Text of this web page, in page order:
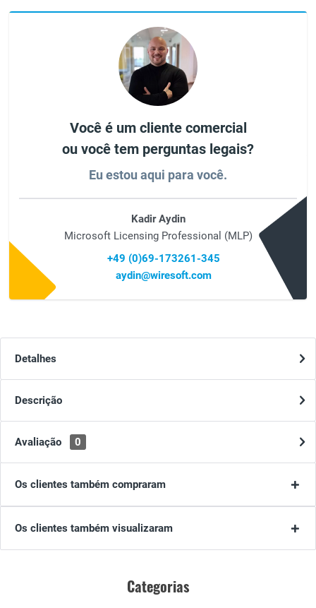
Você é um cliente comercial
ou você tem perguntas legais?
Eu estou aqui para você.
Kadir Aydin
Microsoft Licensing Professional (MLP)
+49 (0)69-173261-345
aydin@wiresoft.com
Detalhes
Descrição
Avaliação 0
Os clientes também compraram
Os clientes também visualizaram
Categorias